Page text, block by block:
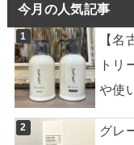
今月の人気記事
【
トリ
や使
グレ